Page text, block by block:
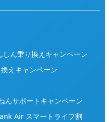
しん乗り換えキャンペーン
えキャンペーン
んサポートキャンペーン
Air スマートライフ割